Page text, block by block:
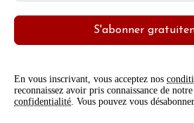
S'abonner
En vous inscrivant, vous acceptez nos
reconnaissez avoir pris connaissance de notre
confidentialité . Vous pouvez vous